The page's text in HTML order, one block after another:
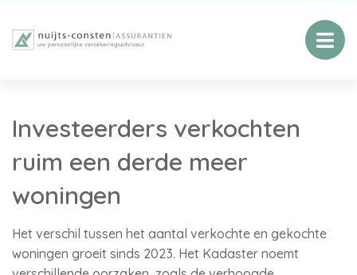
Investeerders verkochten
ruim een derde meer
woningen
Het verschil tussen het aantal verkochte en gekochte
woningen groeit sinds 2023. Het Kadaster noemt